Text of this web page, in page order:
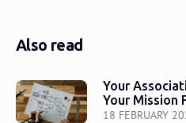
Also read
18 FEBRUARY
Your
Your Mission